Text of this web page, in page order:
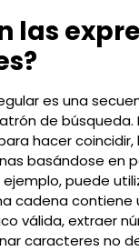
las
es una
de búsqueda.
hacer coincidir,
basándose en
puede
cadena contiene
válida, extraer
caracteres no